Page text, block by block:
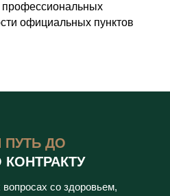
профессиональных
официальных пунктов
ПУТЬ ДО
со здоровьем,